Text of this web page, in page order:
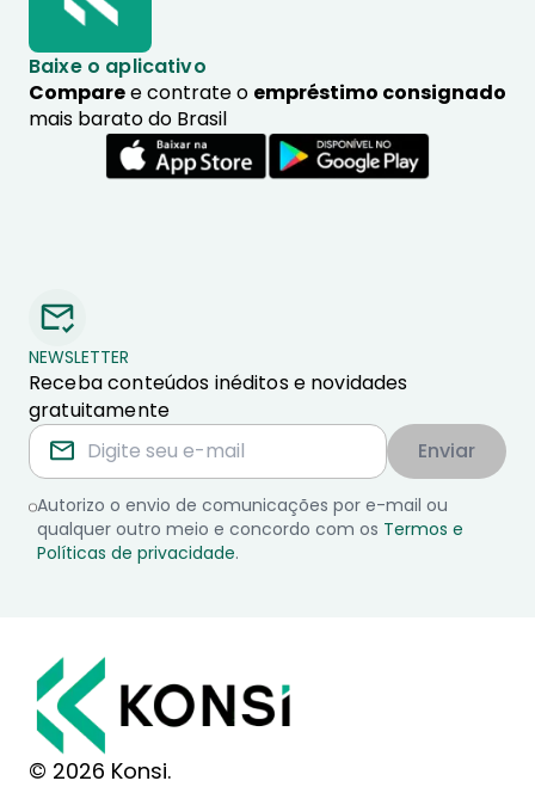
Baixe o aplicativo
Comparee contrate o empréstimo consignado
mais barato do Brasil
NEWSLETTER
Receba conteúdos inéditos e novidades
gratuitamente
Enviar
Autorizo o envio de comunicações por e-mail ou
qualquer outro meio e concordo com os Termos e
Políticas de privacidade.
© 2026 Konsi.